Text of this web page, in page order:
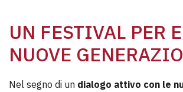
UN FESTIVAL PER
NUOVE
Nel segno di un dialogo attivo con le